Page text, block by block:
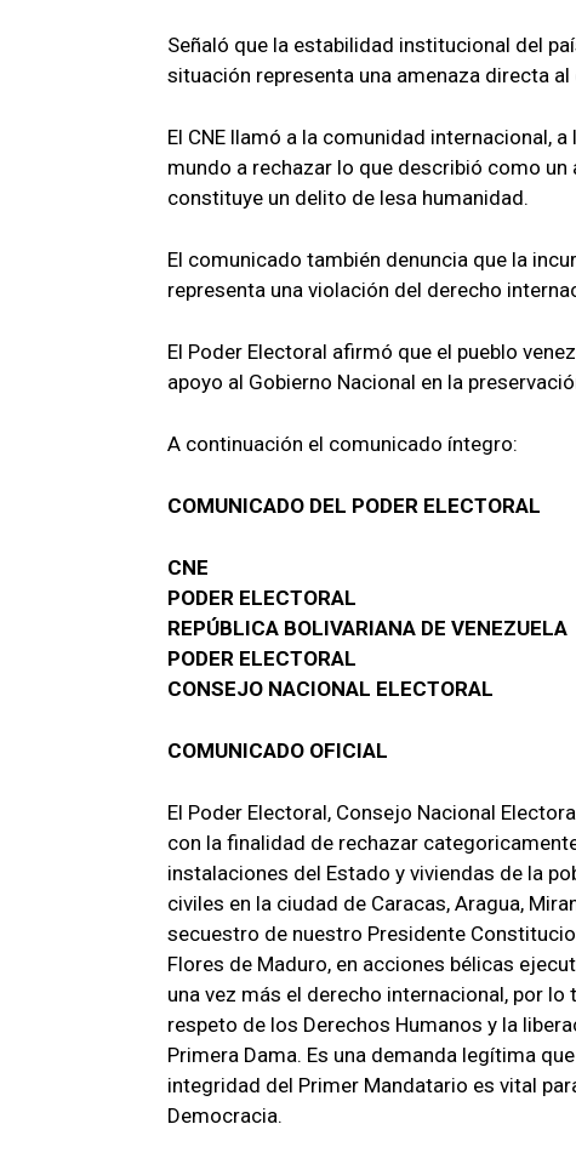
Señaló que la estabilidad institucional del
situación representa una amenaza directa
El CNE llamó a la comunidad internacional,
mundo a rechazar lo que describió como
constituye un delito de lesa humanidad.
El comunicado también denuncia que la
representa una violación del derecho
El Poder Electoral afirmó que el pueblo
apoyo al Gobierno Nacional en la
A continuación el comunicado íntegro:
COMUNICADO DEL PODER ELECTORAL
CNE
PODER ELECTORAL
REPÚBLICA BOLIVARIANA DE VENEZUELA
PODER ELECTORAL
CONSEJO NACIONAL ELECTORAL
COMUNICADO OFICIAL
El Poder Electoral, Consejo Nacional
con la finalidad de rechazar
instalaciones del Estado y viviendas de la
civiles en la ciudad de Caracas, Aragua,
secuestro de nuestro Presidente
Flores de Maduro, en acciones bélicas
una vez más el derecho internacional, por
respeto de los Derechos Humanos y la
Primera Dama. Es una demanda legítima
integridad del Primer Mandatario es vital
Democracia.